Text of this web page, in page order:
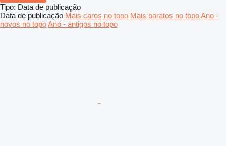
Tipo: Data de publicação
Data de publicação Mais caros no topo Mais baratos no topoAno -
novos no topoAno - antigos no topo